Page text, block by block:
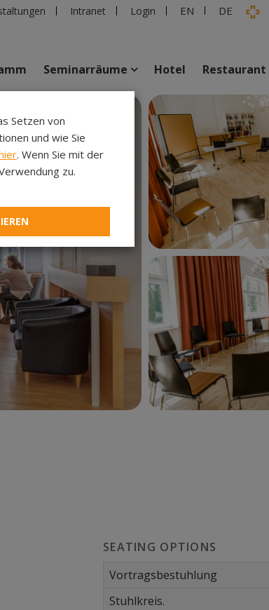
Intranet Login EN DE
Veranstaltungen Personen
Seminarräume Hotel Restaurant
SEATING OPTIONS
Vortragsbestuhlung
Stuhlkreis.
Setzen von
und wie Sie
. Wenn Sie mit der
zu.